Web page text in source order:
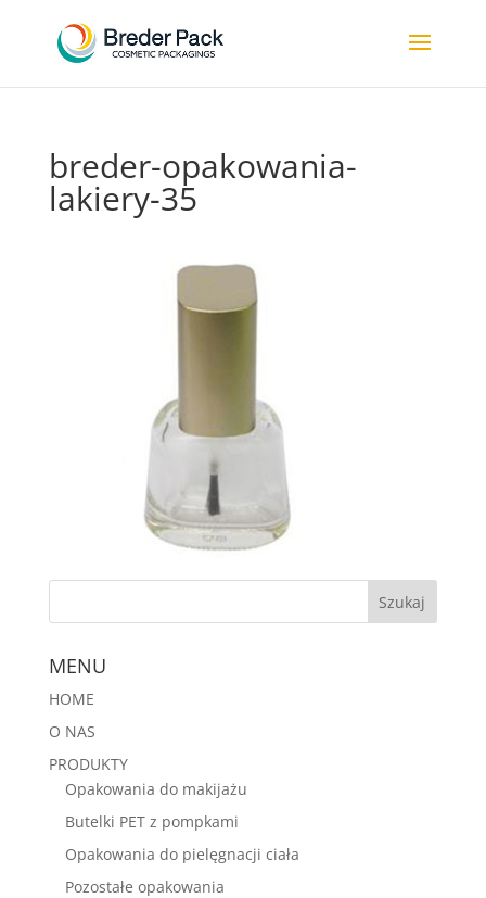
breder-opakowania-
lakiery-35
MENU
HOME
O NAS
PRODUKTY
Opakowania do makijażu
Butelki PET z pompkami
Opakowania do pielęgnacji ciała
Pozostałe opakowania